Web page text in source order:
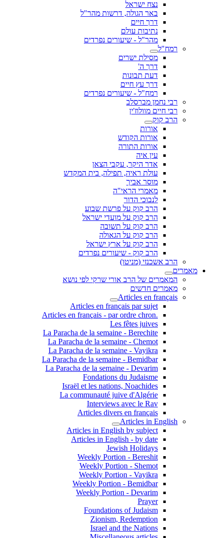
נצח ישראל
באר הגולה, דרשות מהר"ל
דרך חיים
נתיבות עולם
מהר"ל - שיעורים נפרדים
רמח"ל
מסילת ישרים
דרך ה'
דעת תבונות
דרך עץ חיים
רמח"ל - שיעורים נפרדים
רבי נחמן מברסלב
רבי חיים מוולוז'ין
הרב קוק
אורות
אורות הקודש
אורות התורה
עין איה
אדר היקר, עקבי הצאן
עולת ראיה, תפילה, בית המקדש
מוסר אביך
מאמרי הראי"ה
לנבוכי הדור
הרב קוק על פרשת שבוע
הרב קוק על מועדי ישראל
הרב קוק על תשובה
הרב קוק על הגאולה
הרב קוק על ארץ ישראל
הרב קוק - שיעורים נפרדים
הרב אשכנזי (מניטו)
מאמרים
המאמרים של הרב אורי שרקי לפי נושא
מאמרים חדשים
Articles en français
Articles en français par sujet
.Articles en français - par ordre chron
Les fêtes juives
La Paracha de la semaine - Berechite
La Paracha de la semaine - Chemot
La Paracha de la semaine - Vayikra
La Paracha de la semaine - Bemidbar
La Paracha de la semaine - Devarim
Fondations du Judaisme
Israël et les nations, Noachides
La communauté juive d'Algérie
Interviews avec le Rav
Articles divers en français
Articles in English
Articles in English by subject
Articles in English - by date
Jewish Holidays
Weekly Portion - Bereshit
Weekly Portion - Shemot
Weekly Portion - Vayikra
Weekly Portion - Bemidbar
Weekly Portion - Devarim
Prayer
Foundations of Judaism
Zionism, Redemption
Israel and the Nations